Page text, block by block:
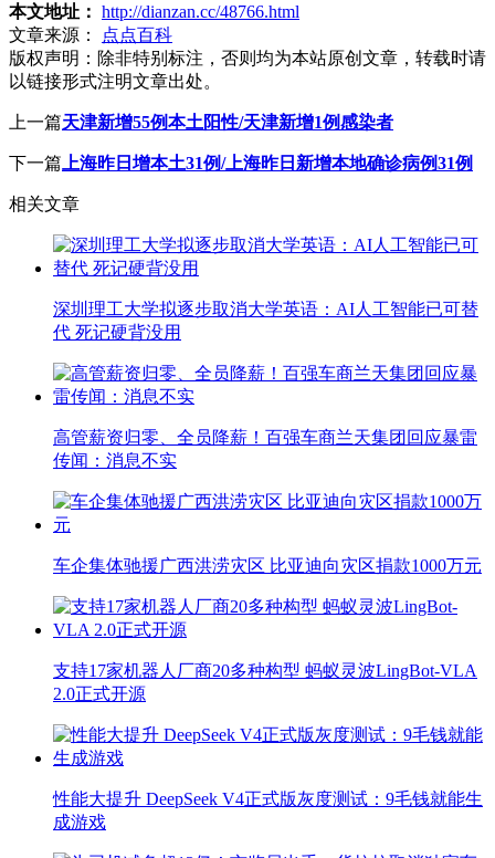
本文地址： http://dianzan.cc/48766.html
文章来源：
点点百科
版权声明： 除非特别标注，否则均为本站原创文章，转载时请
以链接形式注明文章出处。
上一篇天津新增55例本土阳性/天津新增1例感染者
下一篇 上海昨日增本土31例/上海昨日新增本地确诊病例31例
相关文章
深圳理工大学拟逐步取消大学英语：AI人工智能已可替
代 死记硬背没用
高管薪资归零、全员降薪！百强车商兰天集团回应暴雷
传闻：消息不实
车企集体驰援广西洪涝灾区 比亚迪向灾区捐款1000万元
支持17家机器人厂商20多种构型 蚂蚁灵波LingBot-VLA
2.0正式开源
性能大提升 DeepSeek V4正式版灰度测试：9毛钱就能生
成游戏